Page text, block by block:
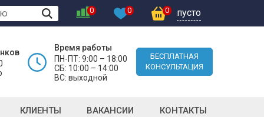
0 0 0 пусто
Время работы
ПН-ПТ: 9:00 – 18:00
СБ: 10:00 – 14:00
ВС: выходной
БЕСПЛАТНАЯ
КОНСУЛЬТАЦИЯ
КЛИЕНТЫ ВАКАНСИИ КОНТАКТЫ